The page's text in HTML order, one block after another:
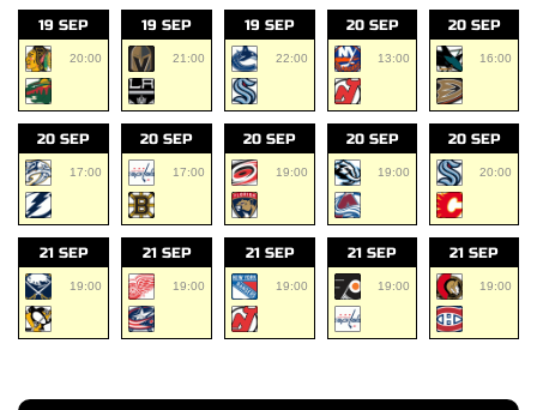
19 SEP
20:00
19 SEP
21:00
19 SEP
22:00
20 SEP
13:00
20 SEP
16:00
20 SEP
17:00
20 SEP
17:00
20 SEP
19:00
20 SEP
19:00
20 SEP
20:00
21 SEP
19:00
21 SEP
19:00
21 SEP
19:00
21 SEP
19:00
21 SEP
19:00